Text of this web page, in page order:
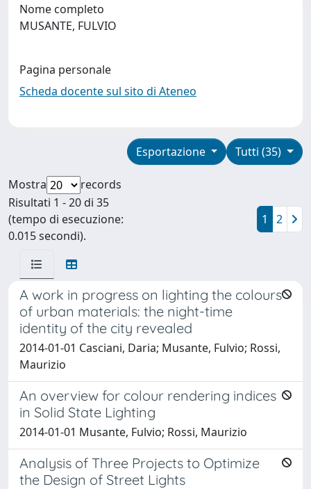
Nome completo
MUSANTE, FULVIO
Pagina personale
Scheda docente sul sito di Ateneo
Tutti (35)
Esportazione
Mostra
records
Risultati 1 - 20 di 35
(tempo di esecuzione:
0.015 secondi).
1 2
A work in progress on lighting the colours
of urban materials: the night-time
identity of the city revealed
2014-01-01 Casciani, Daria; Musante, Fulvio; Rossi,
Maurizio
An overview for colour rendering indices
in Solid State Lighting
2014-01-01 Musante, Fulvio; Rossi, Maurizio
Analysis of Three Projects to Optimize
the Design of Street Lights